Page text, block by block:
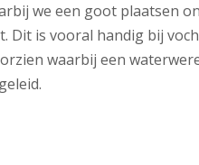
we een goot plaatsen
Dit is vooral handig bij
waarbij een